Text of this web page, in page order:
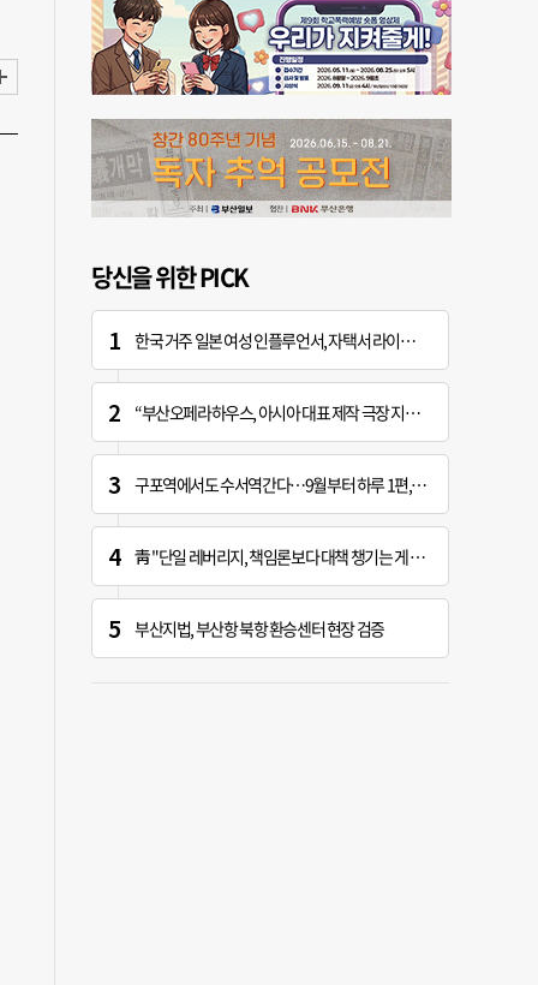
당신을 위한 PICK
한국 거주 일본 여성 인플루언서, 자택서 라이브 방송 중 사망
“부산오페라하우스, 아시아 대표 제작 극장 지향해야”
구포역에서도 수서역간다…9월부터 하루 1편, 주말 2편
靑 "단일 레버리지, 책임론보다 대책 챙기는 게 더 중요"
부산지법, 부산항 북항 환승센터 현장 검증